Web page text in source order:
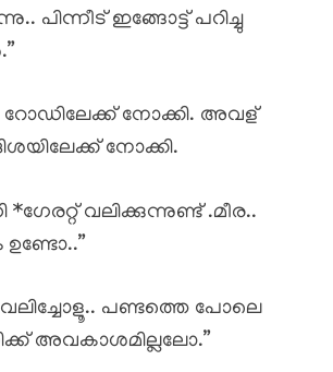
പിന്നീട് ഇങ്ങോട്ട് പറിച്ചു
നോക്കി. അവള്
നോക്കി.
വലിക്കുന്നുണ്ട് .മീര..
ഉണ്ടോ..”
പണ്ടത്തെ പോലെ
അവകാശമില്ലലോ.”